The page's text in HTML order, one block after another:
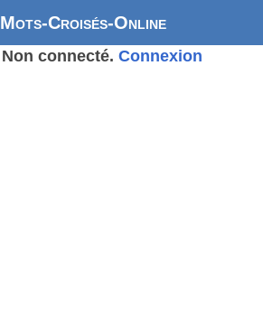
Mots-Croisés-Online
Non connecté. Connexion